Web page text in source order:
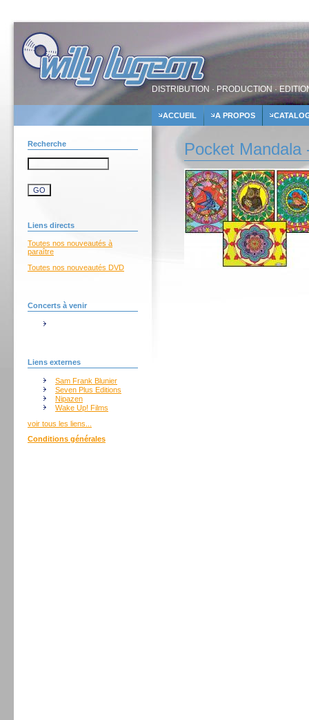
DISTRIBUTION · PRODUCTION ·
ACCUEIL A PROPOS
Recherche
Liens directs
Toutes nos nouveautés à
paraître
Toutes nos nouveautés DVD
Concerts à venir
Liens externes
Sam Frank Blunier
Seven Plus Editions
Nipazen
Wake Up! Films
voir tous les liens...
Conditions générales
Pocket Mandala